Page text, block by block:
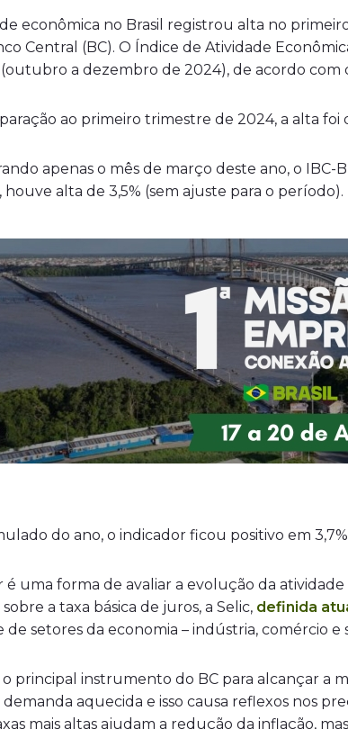
econômica no Brasil registrou alta no
Central (BC). O Índice de Atividade
a dezembro de 2024), de acordo com
ao primeiro trimestre de 2024, a alta foi
apenas o mês de março deste ano, o
houve alta de 3,5% (sem ajuste para o período).
do ano, o indicador ficou positivo em
é uma forma de avaliar a evolução da
a taxa básica de juros, a Selic, definida
de setores da economia – indústria, comércio
o principal instrumento do BC para alcançar a
aquecida e isso causa reflexos nos
mais altas ajudam a redução da inflação,